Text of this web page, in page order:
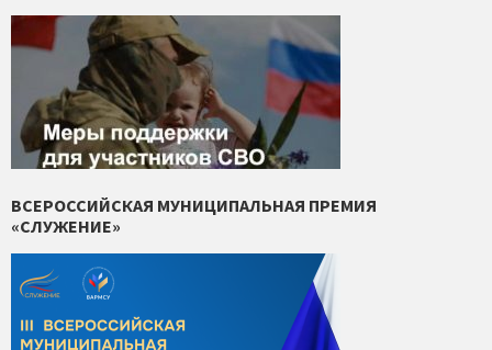
ВСЕРОССИЙСКАЯ МУНИЦИПАЛЬНАЯ ПРЕМИЯ
«СЛУЖЕНИЕ»